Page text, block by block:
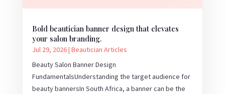
Bold beautician banner design that elevates
your salon branding.
Jul 29, 2026| Beautician Articles
Beauty Salon Banner Design
FundamentalsUnderstanding the target audience for
beauty bannersIn South Africa, a banner can be the